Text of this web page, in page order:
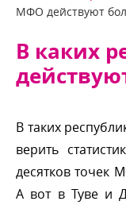
МФО действуют
каких
таких
ерить
десятков точек
А вот в Туве и